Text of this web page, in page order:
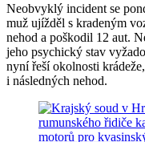
Neobvyklý incident se
muž ujížděl s kradeným
nehod a poškodil 12 aut.
jeho psychický stav
nyní řeší okolnosti
i následných nehod.